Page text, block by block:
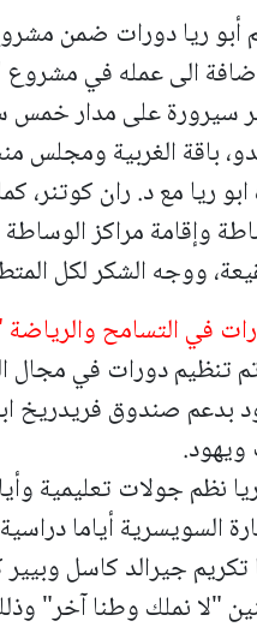
أبو ريا دورات ضمن
الى عمله في
سيرورة على مدار خمس
باقة الغربية ومجلس
ريا مع د. ران كوتنر،
وإقامة مراكز
ووجه الشكر لكل
في التسامح
تنظيم دورات في مجال
بدعم صندوق فريدريخ
نظم جولات تعليمية
السويسرية أياما
تكريم جيرالد كاسل
"لا نملك وطنا آخر"